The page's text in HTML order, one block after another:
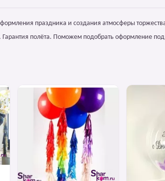
праздника и создания атмосферы
полёта. Поможем подобрать оформление